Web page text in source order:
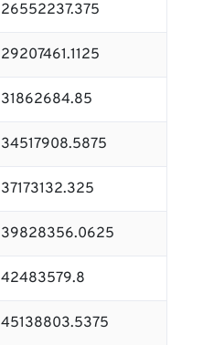
26552237.375
29207461.1125
31862684.85
34517908.5875
37173132.325
39828356.0625
42483579.8
45138803.5375